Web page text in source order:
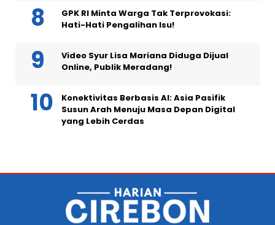
GPK RI Minta Warga Tak Terprovokasi:
Hati-Hati Pengalihan Isu!
Video Syur Lisa Mariana Diduga Dijual
Online, Publik Meradang!
Konektivitas Berbasis AI: Asia Pasifik
Susun Arah Menuju Masa Depan Digital
yang Lebih Cerdas